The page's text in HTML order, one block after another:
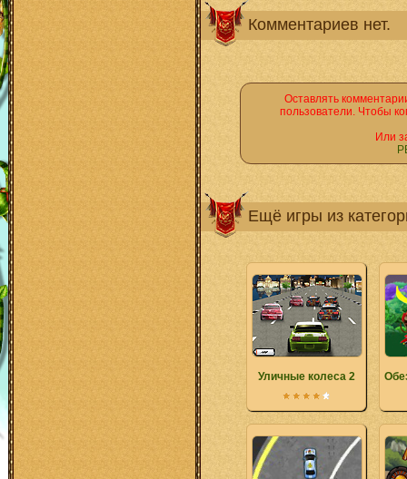
Комментариев нет.
Оставлять
пользователи. Чтобы
Или
Ещё игры из
Уличные колеса 2